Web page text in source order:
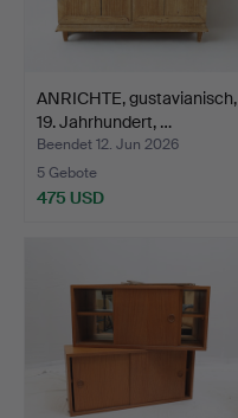
ANRICHTE, gustavianisch,
19. Jahrhundert, …
Beendet 12. Jun 2026
5 Gebote
475 USD